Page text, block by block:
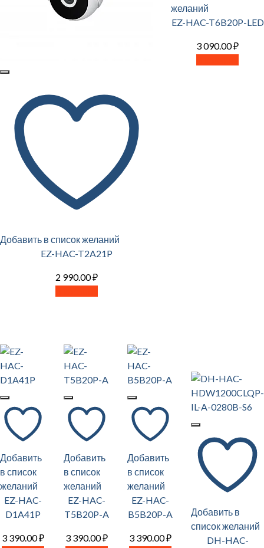
Добавить в список желаний
EZ-HAC-T2A21P
2 990.00₽
желаний
EZ-HAC-T6B20P-LED
3 090.00₽
Добавить
в список
желаний
EZ-HAC-
D1A41P
3 390.00₽
Добавить
в список
желаний
EZ-HAC-
T5B20P-A
3 390.00₽
Добавить
в список
желаний
EZ-HAC-
B5B20P-A
3 390.00₽
Добавить в
список желаний
DH-HAC-